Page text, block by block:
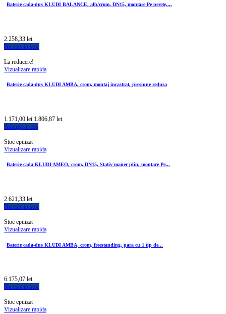
Baterie cada-dus KLUDI BALANCE, alb/crom, DN15, montare Pe perete,...
2.258,33 lei
Nu este in stoc
La reducere!
Vizualizare rapida
Baterie cada-dus KLUDI AMBA, crom, montaj incastrat, presiune redusa
1.171,00 lei 1.806,87 lei
Adauga in cos
Stoc epuizat
Vizualizare rapida
Baterie cada KLUDI AMEO, crom, DN15, Stativ maner plin, montare Pe...
2.621,33 lei
Nu este in stoc
Stoc epuizat
Vizualizare rapida
Baterie cada-dus KLUDI AMBA, crom, freestanding, para cu 1 tip de...
6.175,07 lei
Nu este in stoc
Stoc epuizat
Vizualizare rapida